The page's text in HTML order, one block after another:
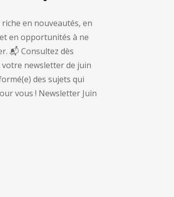
en nouveautés, en
en opportunités à ne
📬 Consultez dès
newsletter de juin
des sujets qui
vous ! Newsletter Juin